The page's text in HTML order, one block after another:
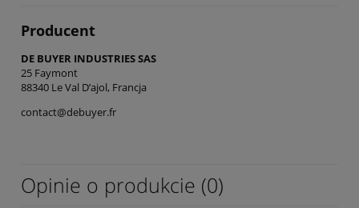
Producent
DE BUYER INDUSTRIES SAS
25 Faymont
88340 Le Val D’ajol, Francja
contact@debuyer.fr
Opinie o produkcie (0)